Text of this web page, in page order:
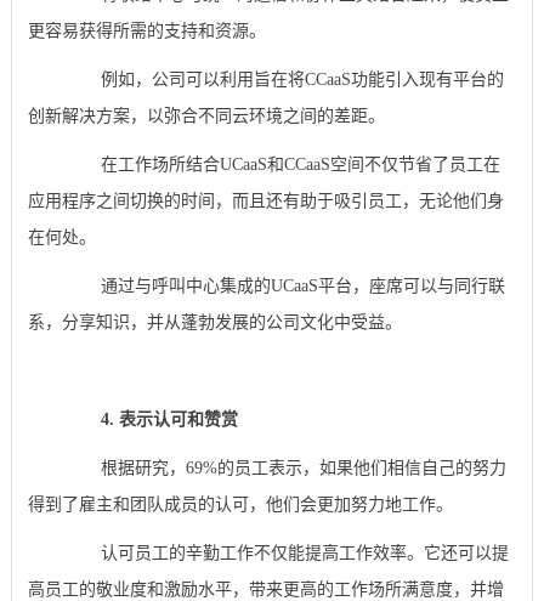
更容易获得所需的支持和资源。
例如，公司可以利用旨在将CCaaS功能引入现有平台的
创新解决方案，以弥合不同云环境之间的差距。
在工作场所结合UCaaS和CCaaS空间不仅节省了员工在
应用程序之间切换的时间，而且还有助于吸引员工，无论他们身
在何处。
通过与呼叫中心集成的UCaaS平台，座席可以与同行联
系，分享知识，并从蓬勃发展的公司文化中受益。
4. 表示认可和赞赏
根据研究，69%的员工表示，如果他们相信自己的努力
得到了雇主和团队成员的认可，他们会更加努力地工作。
认可员工的辛勤工作不仅能提高工作效率。它还可以提
高员工的敬业度和激励水平，带来更高的工作场所满意度，并增